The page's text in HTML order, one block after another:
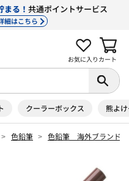
る！ 共通ポイントサービス
細はこちら
お気に入り カート
クーラーボックス 熊よ
色鉛筆 色鉛筆 海外ブランド